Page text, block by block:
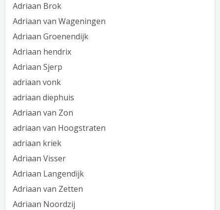
Adriaan Brok
Adriaan van Wageningen
Adriaan Groenendijk
Adriaan hendrix
Adriaan Sjerp
adriaan vonk
adriaan diephuis
Adriaan van Zon
adriaan van Hoogstraten
adriaan kriek
Adriaan Visser
Adriaan Langendijk
Adriaan van Zetten
Adriaan Noordzij